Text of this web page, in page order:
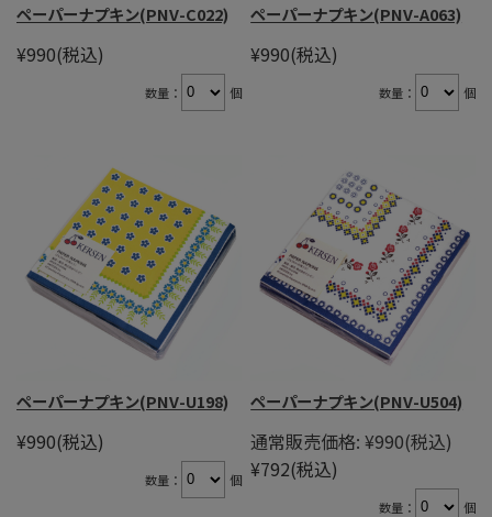
ペーパーナプキン(PNV-C022)
¥990(税込)
数量： 個
ペーパーナプキン(PNV-A063)
¥990(税込)
数量： 個
ペーパーナプキン(PNV-U198)
¥990(税込)
数量： 個
ペーパーナプキン(PNV-U504)
通常販売価格: ¥990(税込)
¥792(税込)
数量： 個